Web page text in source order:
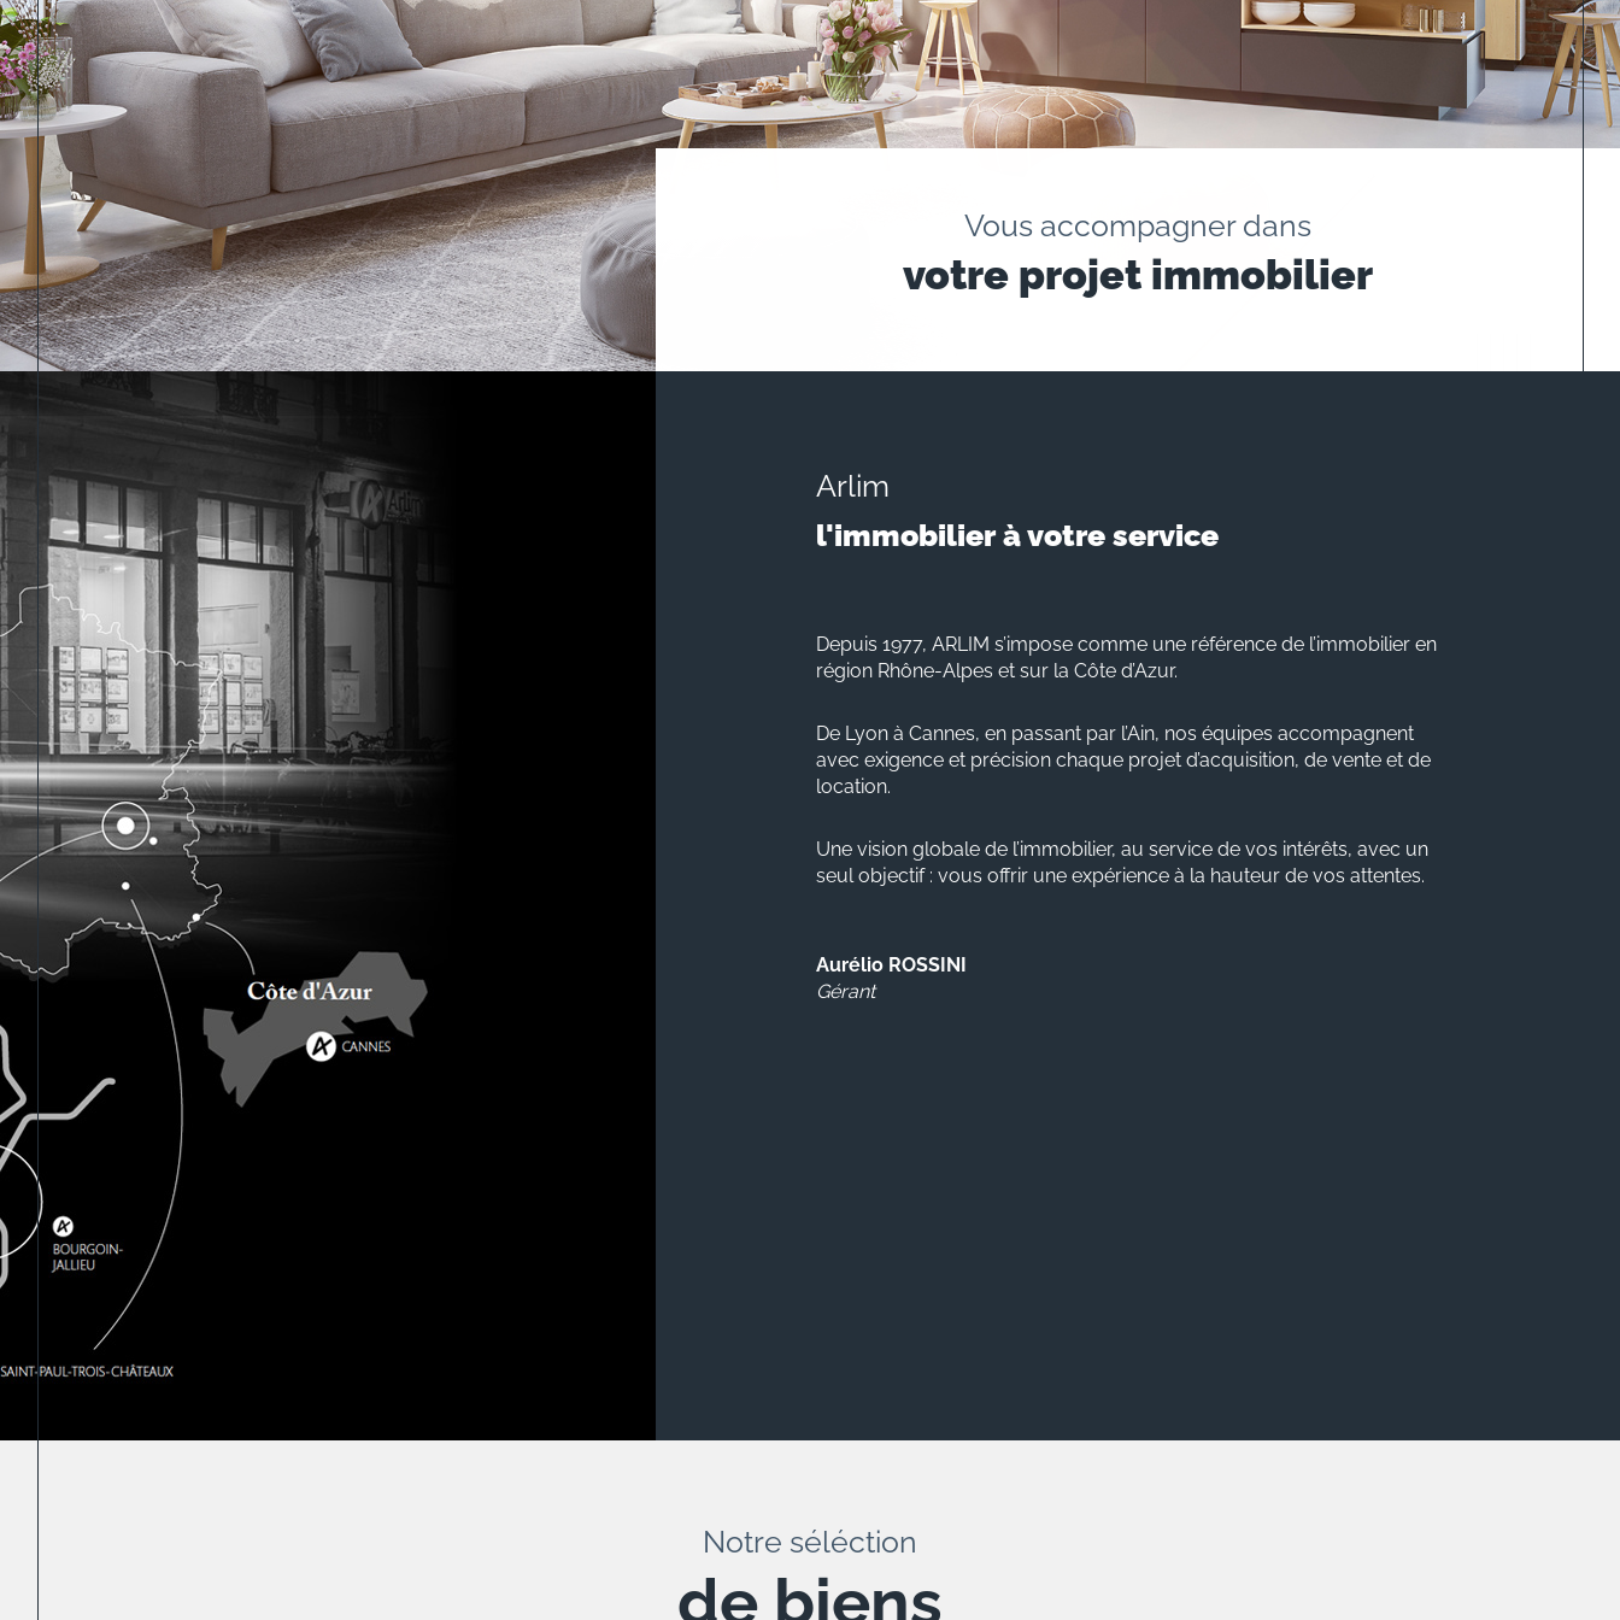
Vous accompagner dans
votre projet immobilier
Arlim
l'immobilier à votre service
Depuis 1977, ARLIM s’impose comme une référence de l’immobilier en
région Rhône-Alpes et sur la Côte d’Azur.
De Lyon à Cannes, en passant par l’Ain, nos équipes accompagnent
avec exigence et précision chaque projet d’acquisition, de vente et de
location.
Une vision globale de l’immobilier, au service de vos intérêts, avec un
seul objectif : vous offrir une expérience à la hauteur de vos attentes.
Aurélio ROSSINI
Gérant
Notre séléction
de biens